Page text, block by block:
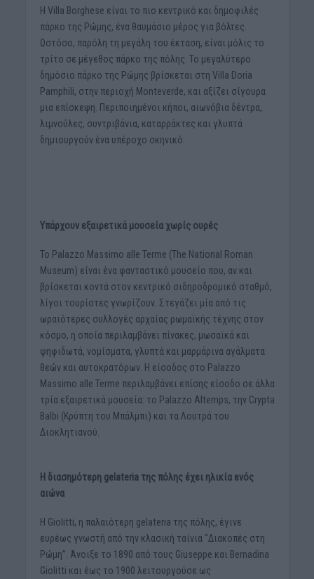
Η Villa Borghese είναι τo πιο κεντρικό και δημοφιλές
πάρκο της Ρώμης, ένα θαυμάσιο μέρος για βόλτες.
Ωστόσο, παρόλη τη μεγάλη του έκταση, είναι μόλις το
τρίτο σε μέγεθος πάρκο της πόλης. Το μεγαλύτερο
δημόσιο πάρκο της Ρώμης βρίσκεται στη Villa Doria
Pamphili, στην περιοχή Monteverde, και αξίζει σίγουρα
μια επίσκεψη. Περιποιημένοι κήποι, αιωνόβια δέντρα,
λιμνούλες, συντριβάνια, καταρράκτες και γλυπτά
δημιουργούν ένα υπέροχο σκηνικό.
Υπάρχουν εξαιρετικά μουσεία χωρίς ουρές
Το Palazzo Massimo alle Terme (The National Roman
Museum) είναι ένα φανταστικό μουσείο που, αν και
βρίσκεται κοντά στον κεντρικό σιδηροδρομικό σταθμό,
λίγοι τουρίστες γνωρίζουν. Στεγάζει μία από τις
ωραιότερες συλλογές αρχαίας ρωμαϊκής τέχνης στον
κόσμο, η οποία περιλαμβάνει πίνακες, μωσαϊκά και
ψηφιδωτά, νομίσματα, γλυπτά και μαρμάρινα αγάλματα
θεών και αυτοκρατόρων. Η είσοδος στο Palazzo
Massimo alle Terme περιλαμβάνει επίσης είσοδο σε άλλα
τρία εξαιρετικά μουσεία: το Palazzo Altemps, την Crypta
Balbi (Κρύπτη του Μπάλμπι) και τα Λουτρά του
Διοκλητιανού.
Η διασημότερη gelateria της πόλης έχει ηλικία ενός
αιώνα
Η Giolitti, η παλαιότερη gelateria της πόλης, έγινε
ευρέως γνωστή από την κλασική ταίνια “Διακοπές στη
Ρώμη”. Άνοιξε το 1890 από τους Giuseppe και Bernadina
Giolitti και έως το 1900 λειτουργούσε ως